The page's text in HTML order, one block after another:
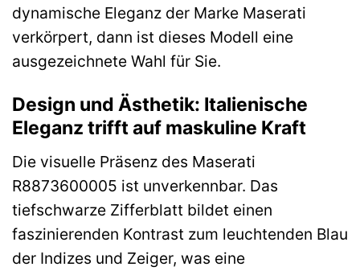
dynamische Eleganz der Marke Maserati
verkörpert, dann ist dieses Modell eine
ausgezeichnete Wahl für Sie.
Design und Ästhetik: Italienische
Eleganz trifft auf maskuline Kraft
Die visuelle Präsenz des Maserati
R8873600005 ist unverkennbar. Das
tiefschwarze Zifferblatt bildet einen
faszinierenden Kontrast zum leuchtenden Blau
der Indizes und Zeiger, was eine